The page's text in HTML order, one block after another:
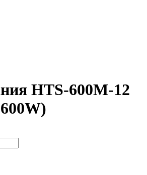
HTS-600M-12